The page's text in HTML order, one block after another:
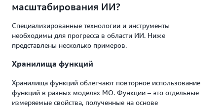
масштабирования ИИ?
Специализированные технологии и инструменты
необходимы для прогресса в области ИИ. Ниже
представлены несколько примеров.
Хранилища функций
Хранилища функций облегчают повторное использование
функций в разных моделях МО. Функции – это отдельные
измеряемые свойства, полученные на основе